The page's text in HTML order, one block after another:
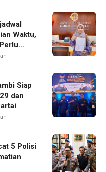
Waktu,
Siap
dan
5 Polisi